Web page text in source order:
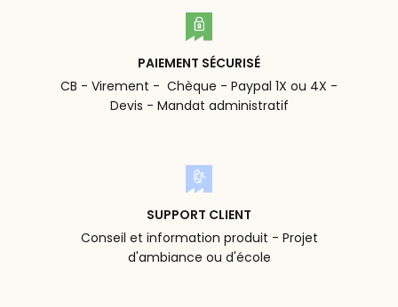
PAIEMENT SÉCURISÉ
CB - Virement - Chèque - Paypal 1X ou 4X -
Devis - Mandat administratif
SUPPORT CLIENT
Conseil et information produit - Projet
d'ambiance ou d'école